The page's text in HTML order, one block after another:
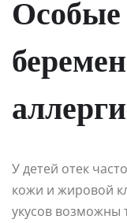
Особые
У детей отек
кожи и жировой
укусов возможны